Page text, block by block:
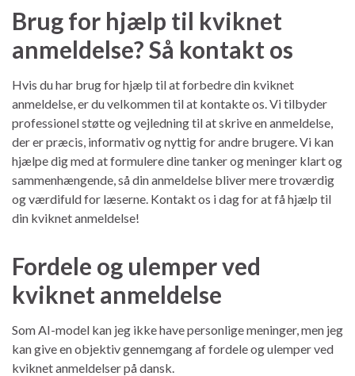
Brug for hjælp til kviknet
anmeldelse? Så kontakt os
Hvis du har brug for hjælp til at forbedre din kviknet
anmeldelse, er du velkommen til at kontakte os. Vi tilbyder
professionel støtte og vejledning til at skrive en anmeldelse,
der er præcis, informativ og nyttig for andre brugere. Vi kan
hjælpe dig med at formulere dine tanker og meninger klart og
sammenhængende, så din anmeldelse bliver mere troværdig
og værdifuld for læserne. Kontakt os i dag for at få hjælp til
din kviknet anmeldelse!
Fordele og ulemper ved
kviknet anmeldelse
Som AI-model kan jeg ikke have personlige meninger, men jeg
kan give en objektiv gennemgang af fordele og ulemper ved
kviknet anmeldelser på dansk.